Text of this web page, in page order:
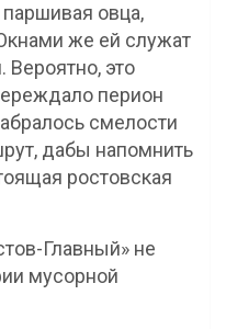
паршивая овца,
же ей служат
это
перион
смелости
дабы напомнить
ростовская
Главный» не
мусорной